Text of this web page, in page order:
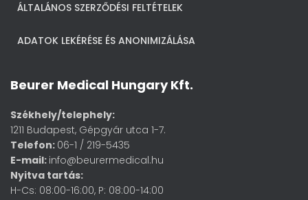
ÁLTALÁNOS SZERZŐDÉSI FELTÉTELEK
ADATOK LEKÉRÉSE ÉS ANONIMIZÁLÁSA
Beurer Medical Hungary Kft.
Székhely/telephely:
1211 Budapest, Gépgyár utca 1-7.
Telefon: 06-1 / 219-5435
E-mail: info@beurermedical.hu
Nyitva tartás:
H-Cs: 08:00-16:00, P: 08:00-14:00